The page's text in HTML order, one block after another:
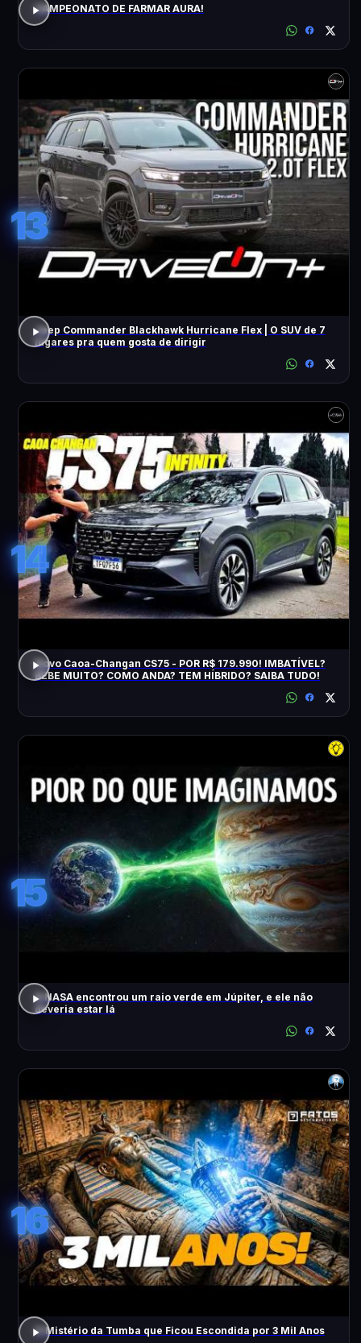
CAMPEONATO DE FARMAR AURA!
13
Jeep Commander Blackhawk Hurricane Flex | O SUV de 7
lugares pra quem gosta de dirigir
14
Novo Caoa-Changan CS75 - POR R$ 179.990! IMBATÍVEL?
BEBE MUITO? COMO ANDA? TEM HÍBRIDO? SAIBA TUDO!
15
A NASA encontrou um raio verde em Júpiter, e ele não
deveria estar lá
16
O Mistério da Tumba que Ficou Escondida por 3 Mil Anos